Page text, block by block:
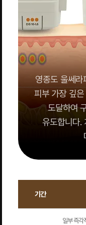
영종도 울쎄라
피부 가장 깊
도달하여
유도합니다.
기간
일부 즉각